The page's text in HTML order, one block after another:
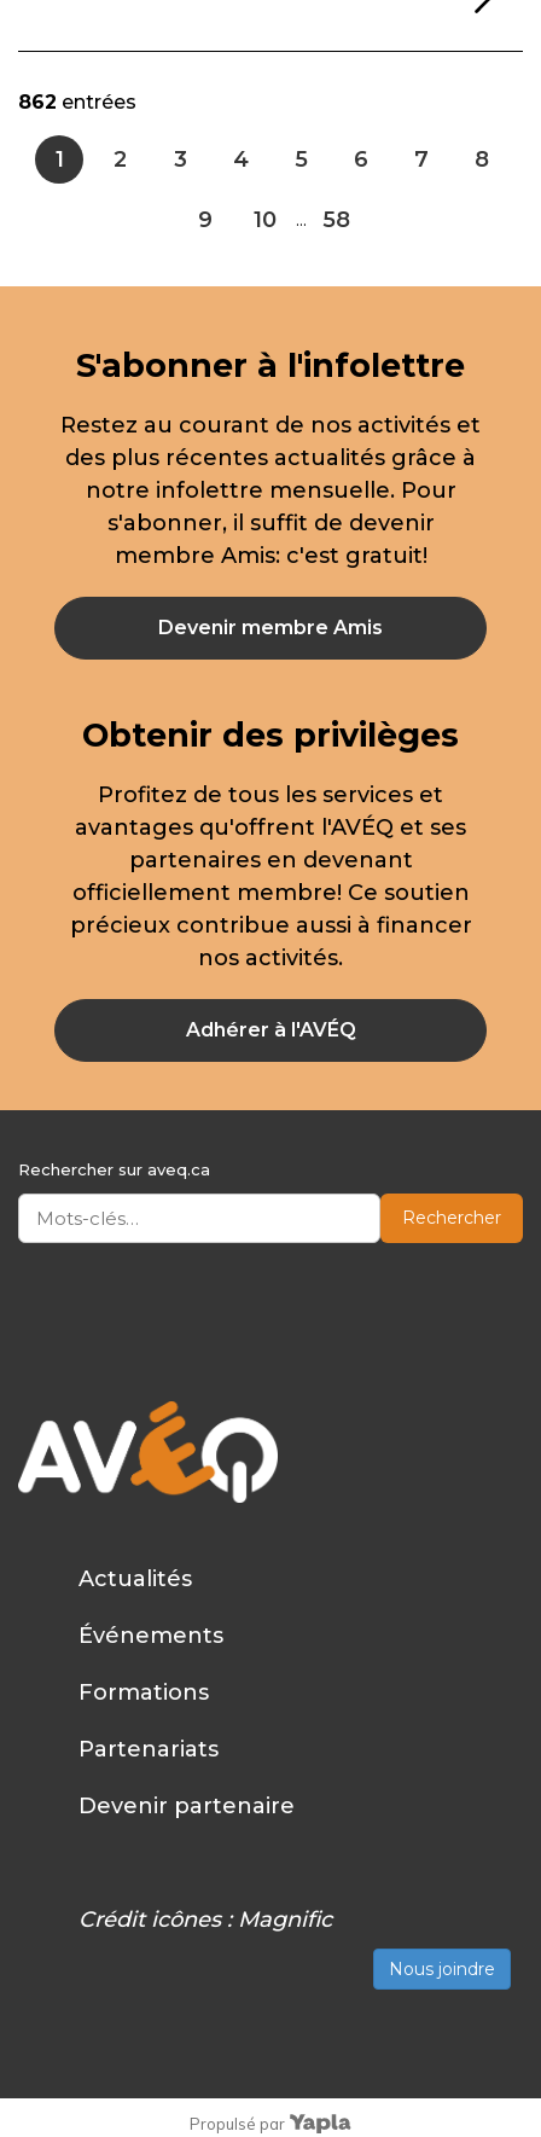
862 entrées
1 2 3 4 5 6 7 8
9 10 ... 58
S'abonner à l'infolettre
Restez au courant de nos activités et
des plus récentes actualités grâce à
notre infolettre mensuelle. Pour
s'abonner, il suffit de devenir
membre Amis: c'est gratuit!
Devenir membre Amis
Obtenir des privilèges
Profitez de tous les services et
avantages qu'offrent l'AVÉQ et ses
partenaires en devenant
officiellement membre! Ce soutien
précieux contribue aussi à financer
nos activités.
Adhérer à l'AVÉQ
Rechercher sur aveq.ca
Rechercher
Actualités
Événements
Formations
Partenariats
Devenir partenaire
Crédit icônes : Magnific
Nous joindre
Propulsé par